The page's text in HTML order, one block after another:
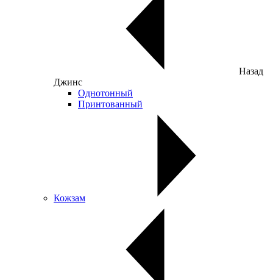
Назад
Джинс
Однотонный
Принтованный
Кожзам